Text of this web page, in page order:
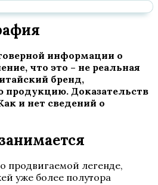
информации о
что это – не реальная
бренд,
Доказательств
и нет сведений о
продвигаемой легенде,
уже более полутора